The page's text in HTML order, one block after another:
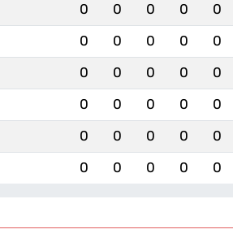
0 0 0 0 0
0 0 0 0 0
0 0 0 0 0
0 0 0 0 0
0 0 0 0 0
0 0 0 0 0